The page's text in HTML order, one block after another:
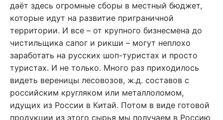
даёт здесь огромные сборы в местный бюджет,
которые идут на развитие приграничной
территории. И все – от крупного бизнесмена до
чистильщика сапог и рикши – могут неплохо
заработать на русских шоп-туристах и просто
туристах. И не только. Много раз приходилось
видеть вереницы лесовозов, ж.д. составов с
российским кругляком или металлоломом,
идущих из России в Китай. Потом в виде готовой
продукции из этого сырья мы получаем в Россию